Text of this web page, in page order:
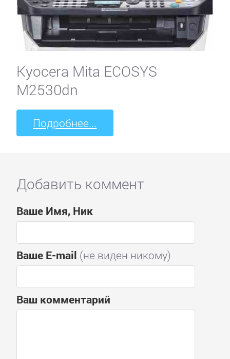
Kyocera Mita ECOSYS
M2530dn
Подробнее...
Добавить коммент
Ваше Имя, Ник
Ваше E-mail (не виден никому)
Ваш комментарий